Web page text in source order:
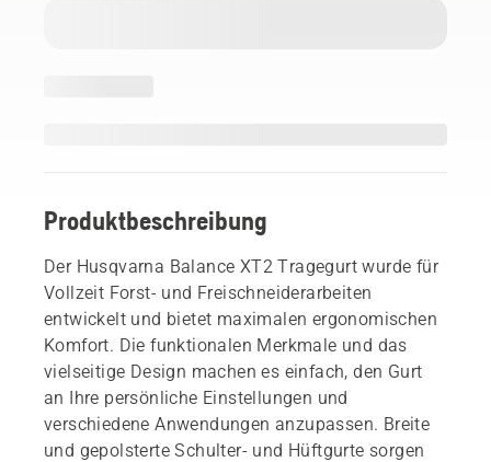
Produktbeschreibung
Der Husqvarna Balance XT2 Tragegurt wurde für
Vollzeit Forst- und Freischneiderarbeiten
entwickelt und bietet maximalen ergonomischen
Komfort. Die funktionalen Merkmale und das
vielseitige Design machen es einfach, den Gurt
an Ihre persönliche Einstellungen und
verschiedene Anwendungen anzupassen. Breite
und gepolsterte Schulter- und Hüftgurte sorgen